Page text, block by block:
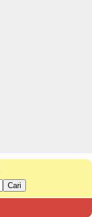
Cari